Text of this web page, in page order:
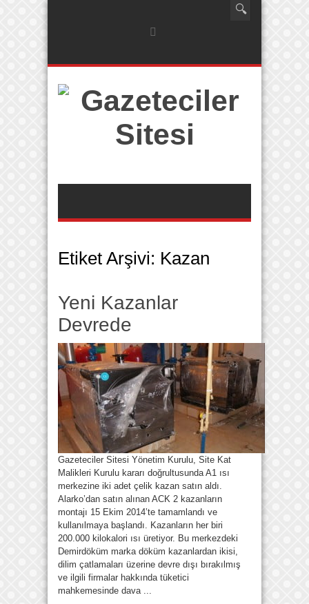
Etiket Arşivi: Kazan
Yeni Kazanlar
Devrede
Gazeteciler Sitesi Yönetim Kurulu, Site Kat
Malikleri Kurulu kararı doğrultusunda A1 ısı
merkezine iki adet çelik kazan satın aldı.
Alarko’dan satın alınan ACK 2 kazanların
montajı 15 Ekim 2014’te tamamlandı ve
kullanılmaya başlandı. Kazanların her biri
200.000 kilokalori ısı üretiyor. Bu merkezdeki
Demirdöküm marka döküm kazanlardan ikisi,
dilim çatlamaları üzerine devre dışı bırakılmış
ve ilgili firmalar hakkında tüketici
mahkemesinde dava ...